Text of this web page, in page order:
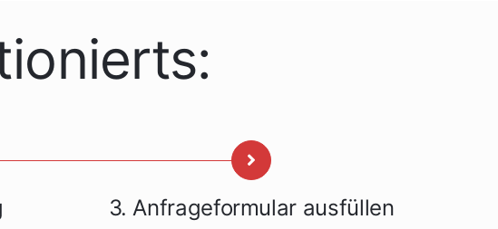
3. Anfrageformular ausfüllen